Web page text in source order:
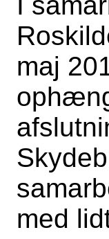
maj
med